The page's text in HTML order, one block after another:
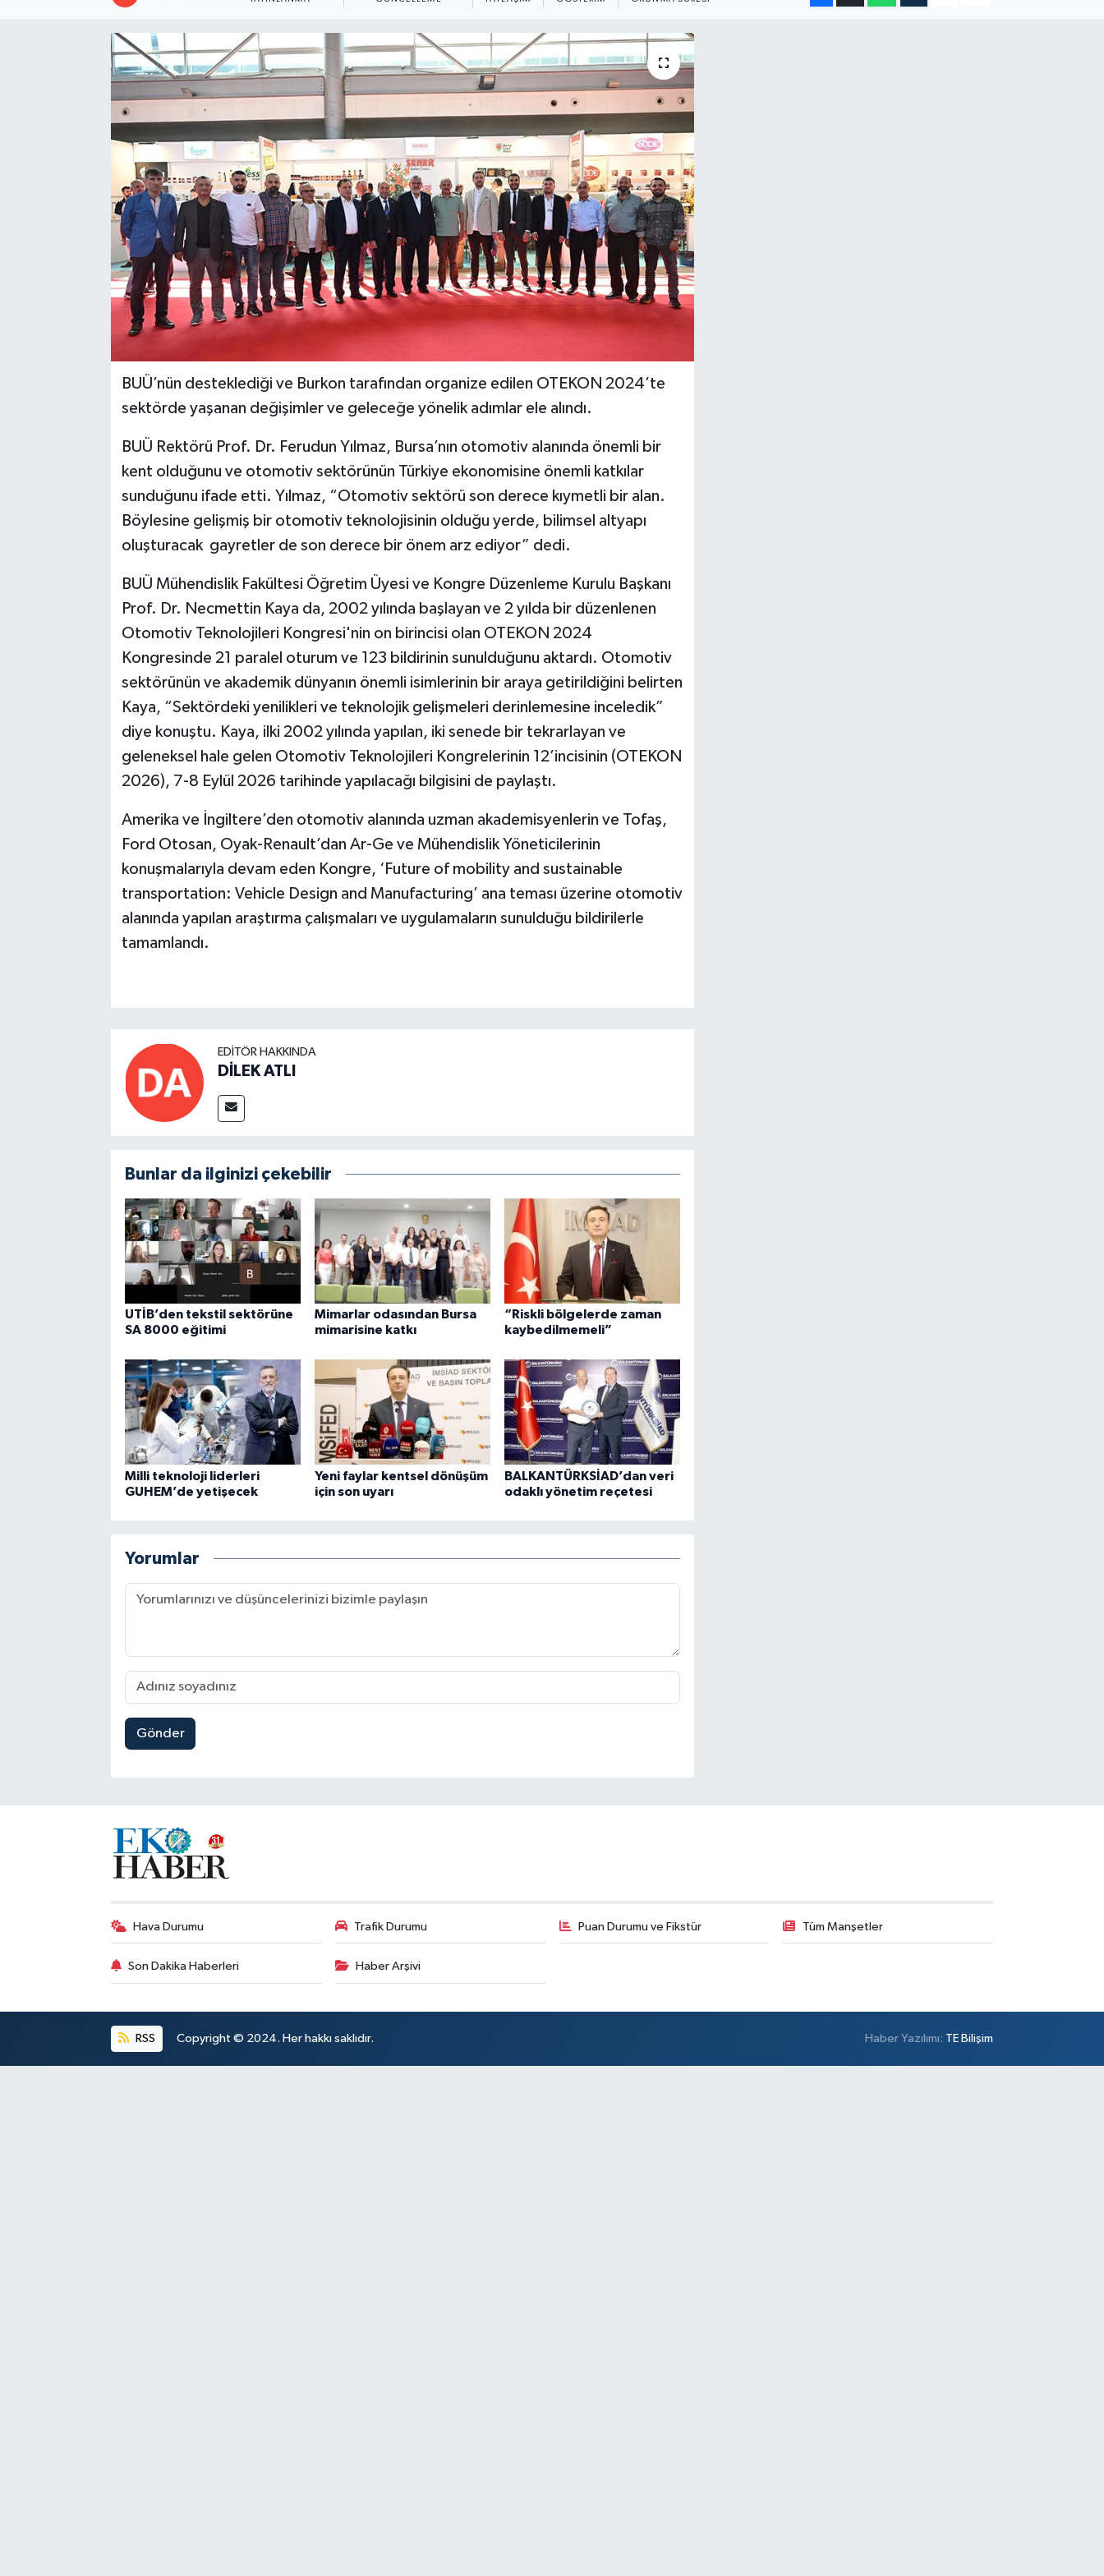
BUÜ’nün desteklediği ve Burkon tarafından organize edilen OTEKON 2024’te
sektörde yaşanan değişimler ve geleceğe yönelik adımlar ele alındı.
BUÜ Rektörü Prof. Dr. Ferudun Yılmaz, Bursa’nın otomotiv alanında önemli bir
kent olduğunu ve otomotiv sektörünün Türkiye ekonomisine önemli katkılar
sunduğunu ifade etti. Yılmaz, “Otomotiv sektörü son derece kıymetli bir alan.
Böylesine gelişmiş bir otomotiv teknolojisinin olduğu yerde, bilimsel altyapı
oluşturacak gayretler de son derece bir önem arz ediyor” dedi.
BUÜ Mühendislik Fakültesi Öğretim Üyesi ve Kongre Düzenleme Kurulu Başkanı
Prof. Dr. Necmettin Kaya da, 2002 yılında başlayan ve 2 yılda bir düzenlenen
Otomotiv Teknolojileri Kongresi'nin on birincisi olan OTEKON 2024
Kongresinde 21 paralel oturum ve 123 bildirinin sunulduğunu aktardı. Otomotiv
sektörünün ve akademik dünyanın önemli isimlerinin bir araya getirildiğini belirten
Kaya, “Sektördeki yenilikleri ve teknolojik gelişmeleri derinlemesine inceledik”
diye konuştu. Kaya, ilki 2002 yılında yapılan, iki senede bir tekrarlayan ve
geleneksel hale gelen Otomotiv Teknolojileri Kongrelerinin 12’incisinin (OTEKON
2026), 7-8 Eylül 2026 tarihinde yapılacağı bilgisini de paylaştı.
Amerika ve İngiltere’den otomotiv alanında uzman akademisyenlerin ve Tofaş,
Ford Otosan, Oyak-Renault’dan Ar-Ge ve Mühendislik Yöneticilerinin
konuşmalarıyla devam eden Kongre, ‘Future of mobility and sustainable
transportation: Vehicle Design and Manufacturing’ ana teması üzerine otomotiv
alanında yapılan araştırma çalışmaları ve uygulamaların sunulduğu bildirilerle
tamamlandı.
EDITÖR HAKKINDA
DİLEK ATLI
Bunlar da ilginizi çekebilir
UTİB’den tekstil sektörüne
SA 8000 eğitimi
Mimarlar odasından Bursa
mimarisine katkı
“Riskli bölgelerde zaman
kaybedilmemeli”
Milli teknoloji liderleri
GUHEM’de yetişecek
Yeni faylar kentsel dönüşüm
için son uyarı
BALKANTÜRKSİAD’dan veri
odaklı yönetim reçetesi
Yorumlar
Gönder
Hava Durumu Trafik Durumu Puan Durumu ve Fikstür Tüm Manşetler
Son Dakika Haberleri Haber Arşivi
RSS Copyright © 2024. Her hakkı saklıdır. Haber Yazılımı: TE Bilişim